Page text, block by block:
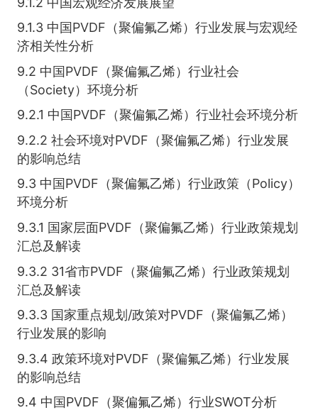
9.1.3 中国PVDF（聚偏氟乙烯）行业发展与宏观经
济相关性分析
9.2 中国PVDF（聚偏氟乙烯）行业社会
（Society）环境分析
9.2.1 中国PVDF（聚偏氟乙烯）行业社会环境分析
9.2.2 社会环境对PVDF（聚偏氟乙烯）行业发展
的影响总结
9.3 中国PVDF（聚偏氟乙烯）行业政策（Policy）
环境分析
9.3.1 国家层面PVDF（聚偏氟乙烯）行业政策规划
汇总及解读
9.3.2 31省市PVDF（聚偏氟乙烯）行业政策规划
汇总及解读
9.3.3 国家重点规划/政策对PVDF（聚偏氟乙烯）
行业发展的影响
9.3.4 政策环境对PVDF（聚偏氟乙烯）行业发展
的影响总结
9.4 中国PVDF（聚偏氟乙烯）行业SWOT分析